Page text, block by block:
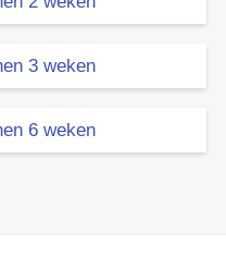
3 weken
6 weken